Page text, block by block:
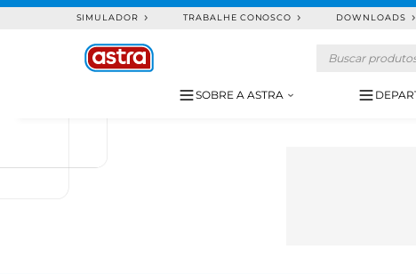
SIMULADOR TRABALHE CONOSCO DOWNLOADS
SOBRE A ASTRA